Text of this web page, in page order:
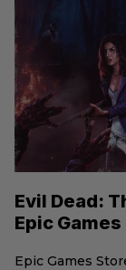
Evil Dead:
Epic
Epic Games